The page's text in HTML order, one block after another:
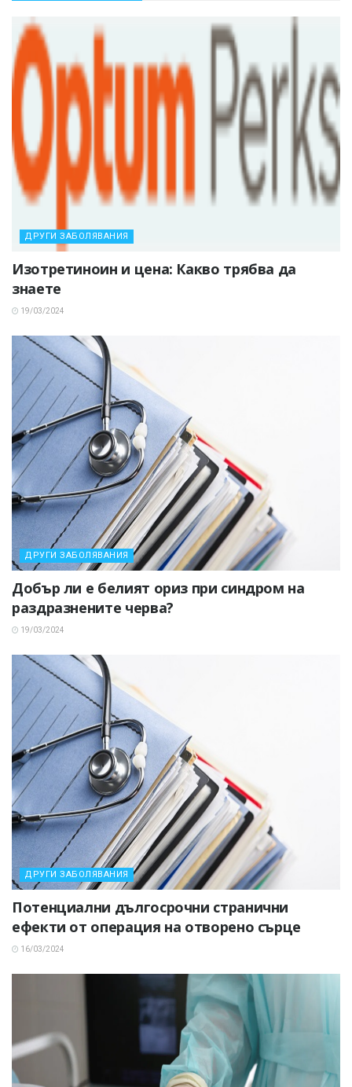
ДРУГИ ЗАБОЛЯВАНИЯ
Изотретиноин и цена: Какво трябва да
знаете
19/03/2024
ДРУГИ ЗАБОЛЯВАНИЯ
Добър ли е белият ориз при синдром на
раздразнените черва?
19/03/2024
ДРУГИ ЗАБОЛЯВАНИЯ
Потенциални дългосрочни странични
ефекти от операция на отворено сърце
16/03/2024